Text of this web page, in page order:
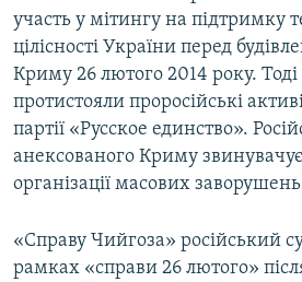
участь у мітингу на підтримку
цілісності України перед
Криму 26 лютого 2014 року.
протистояли проросійські
партії «Русское единство».
анексованого Криму
організації масових
«Справу Чийгоза» російський
рамках «справи 26 лютого»